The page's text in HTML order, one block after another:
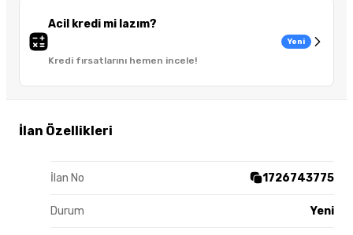
Acil kredi mi lazım?
Kredi fırsatlarını hemen incele!
Yeni
İlan Özellikleri
İlan No 1726743775
Durum Yeni